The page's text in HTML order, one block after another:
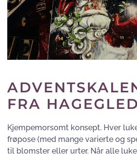
FRA
Kjempemorsomt konsept. Hver
frøpose (med mange varierte og
til blomster eller urter. Når alle